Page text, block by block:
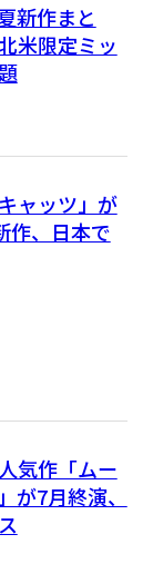
新作まと
米限定ミッ
ャッツ」が
作、日本で
気作「ムー
が7月終演、